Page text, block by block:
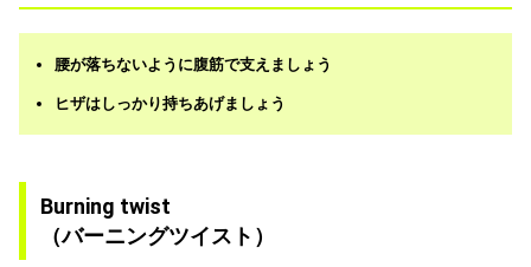
腰が落ちないように腹筋で支えましょう
ヒザはしっかり持ちあげましょう
Burning twist
（バーニングツイスト）